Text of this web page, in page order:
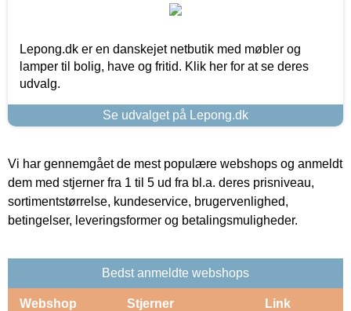
Lepong.dk er en danskejet netbutik med møbler og
lamper til bolig, have og fritid. Klik her for at se deres
udvalg.
Se udvalget på Lepong.dk
Vi har gennemgået de mest populære webshops og anmeldt
dem med stjerner fra 1 til 5 ud fra bl.a. deres prisniveau,
sortimentstørrelse, kundeservice, brugervenlighed,
betingelser, leveringsformer og betalingsmuligheder.
Bedst anmeldte webshops
Webshop Stjerner Link